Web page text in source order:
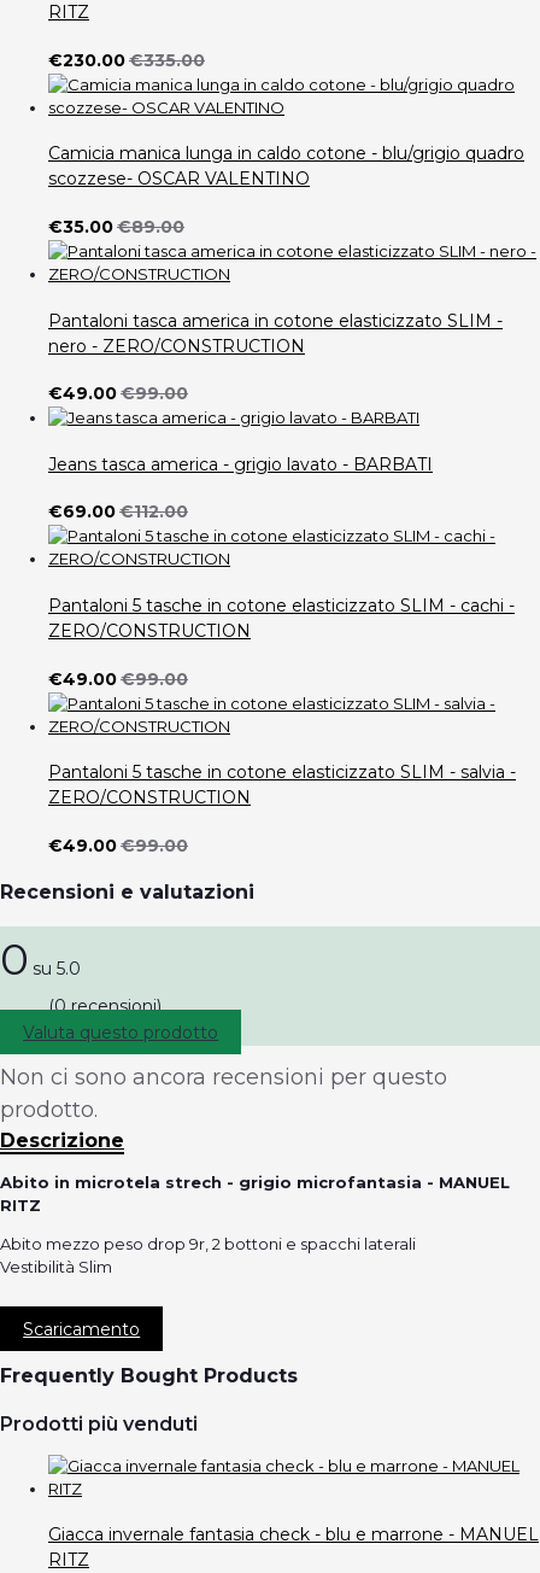
RITZ
€230.00€335.00
Camicia manica lunga in caldo cotone - blu/grigio quadro
scozzese- OSCAR VALENTINO
€35.00€89.00
Pantaloni tasca america in cotone elasticizzato SLIM -
nero - ZERO/CONSTRUCTION
€49.00€99.00
Jeans tasca america - grigio lavato - BARBATI
€69.00€112.00
Pantaloni 5 tasche in cotone elasticizzato SLIM - cachi -
ZERO/CONSTRUCTION
€49.00€99.00
Pantaloni 5 tasche in cotone elasticizzato SLIM - salvia -
ZERO/CONSTRUCTION
€49.00€99.00
Recensioni e valutazioni
0 su 5.0
(0 recensioni)
Valuta questo prodotto
Non ci sono ancora recensioni per questo
prodotto.
Descrizione
Abito in microtela strech - grigio microfantasia - MANUEL
RITZ
Abito mezzo peso drop 9r, 2 bottoni e spacchi laterali
Vestibilità Slim
Scaricamento
Frequently Bought Products
Prodotti più venduti
Giacca invernale fantasia check - blu e marrone - MANUEL
RITZ